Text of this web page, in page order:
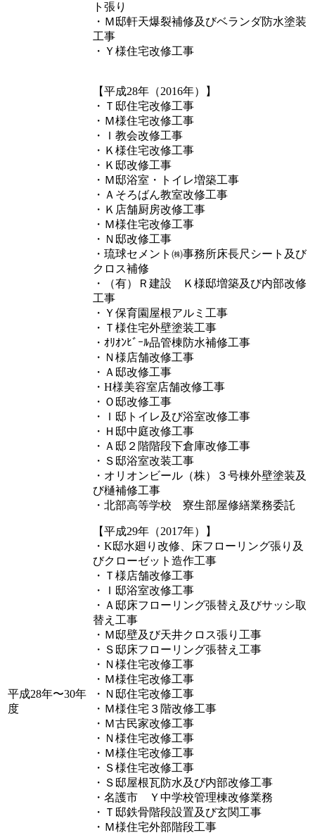
ト張り
・Ｍ邸軒天爆裂補修及びベランダ防水塗装
工事
・Ｙ様住宅改修工事
平成28年〜30年
度
【平成28年（2016年）】
・Ｔ邸住宅改修工事
・Ｍ様住宅改修工事
・Ｉ教会改修工事
・Ｋ様住宅改修工事
・Ｋ邸改修工事
・Ｍ邸浴室・トイレ増築工事
・Ａそろばん教室改修工事
・Ｋ店舗厨房改修工事
・Ｍ様住宅改修工事
・Ｎ邸改修工事
・琉球セメント㈱事務所床長尺シート及び
クロス補修
・（有）Ｒ建設 Ｋ様邸増築及び内部改修
工事
・Ｙ保育園屋根アルミ工事
・Ｔ様住宅外壁塗装工事
・ｵﾘｵﾝﾋﾞｰﾙ品管棟防水補修工事
・Ｎ様店舗改修工事
・Ａ邸改修工事
・H様美容室店舗改修工事
・Ｏ邸改修工事
・Ｉ邸トイレ及び浴室改修工事
・Ｈ邸中庭改修工事
・Ａ邸２階階段下倉庫改修工事
・Ｓ邸浴室改装工事
・オリオンビール（株）３号棟外壁塗装及
び樋補修工事
・北部高等学校 寮生部屋修繕業務委託
【平成29年（2017年）】
・K邸水廻り改修、床フローリング張り及
びクローゼット造作工事
・Ｔ様店舗改修工事
・Ｉ邸浴室改修工事
・Ａ邸床フローリング張替え及びサッシ取
替え工事
・Ｍ邸壁及び天井クロス張り工事
・Ｓ邸床フローリング張替え工事
・Ｎ様住宅改修工事
・Ｍ様住宅改修工事
・Ｎ邸住宅改修工事
・Ｍ様住宅３階改修工事
・Ｍ古民家改修工事
・Ｎ様住宅改修工事
・Ｍ様住宅改修工事
・Ｓ様住宅改修工事
・Ｓ邸屋根瓦防水及び内部改修工事
・名護市 Ｙ中学校管理棟改修業務
・Ｔ邸鉄骨階段設置及び玄関工事
・Ｍ様住宅外部階段工事